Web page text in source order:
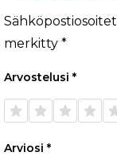
merkitty *
Arvostelusi *
1/5
tähteä
2/5
tähteä
3/5
tähteä
4/5
tähteä
5/
Arviosi *